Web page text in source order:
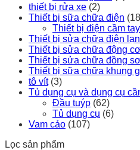
thiết bị rửa xe (2)
Thiết bị sữa chữa điện
Thiết bị điện cầm tay
Thiết bị sửa chữa điện
Thiết bị sửa chữa động cơ
Thiết bị sửa chữa đồng
Thiết bị sữa chữa khung
tô vít (3)
Tủ dụng cụ và dụng cụ
Đầu tuýp (62)
Tủ dụng cụ (6)
Vam cảo (107)
Lọc sản phẩm